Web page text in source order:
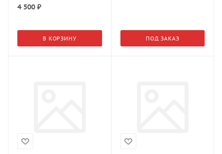
4 500 ₽
В КОРЗИНУ ПОД ЗАКАЗ